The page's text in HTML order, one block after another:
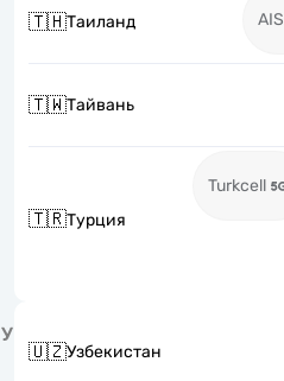
🇹🇭Таиланд AIS
🇹🇼Тайвань
🇹🇷Турция
Turkcell
У
🇺🇿Узбекистан